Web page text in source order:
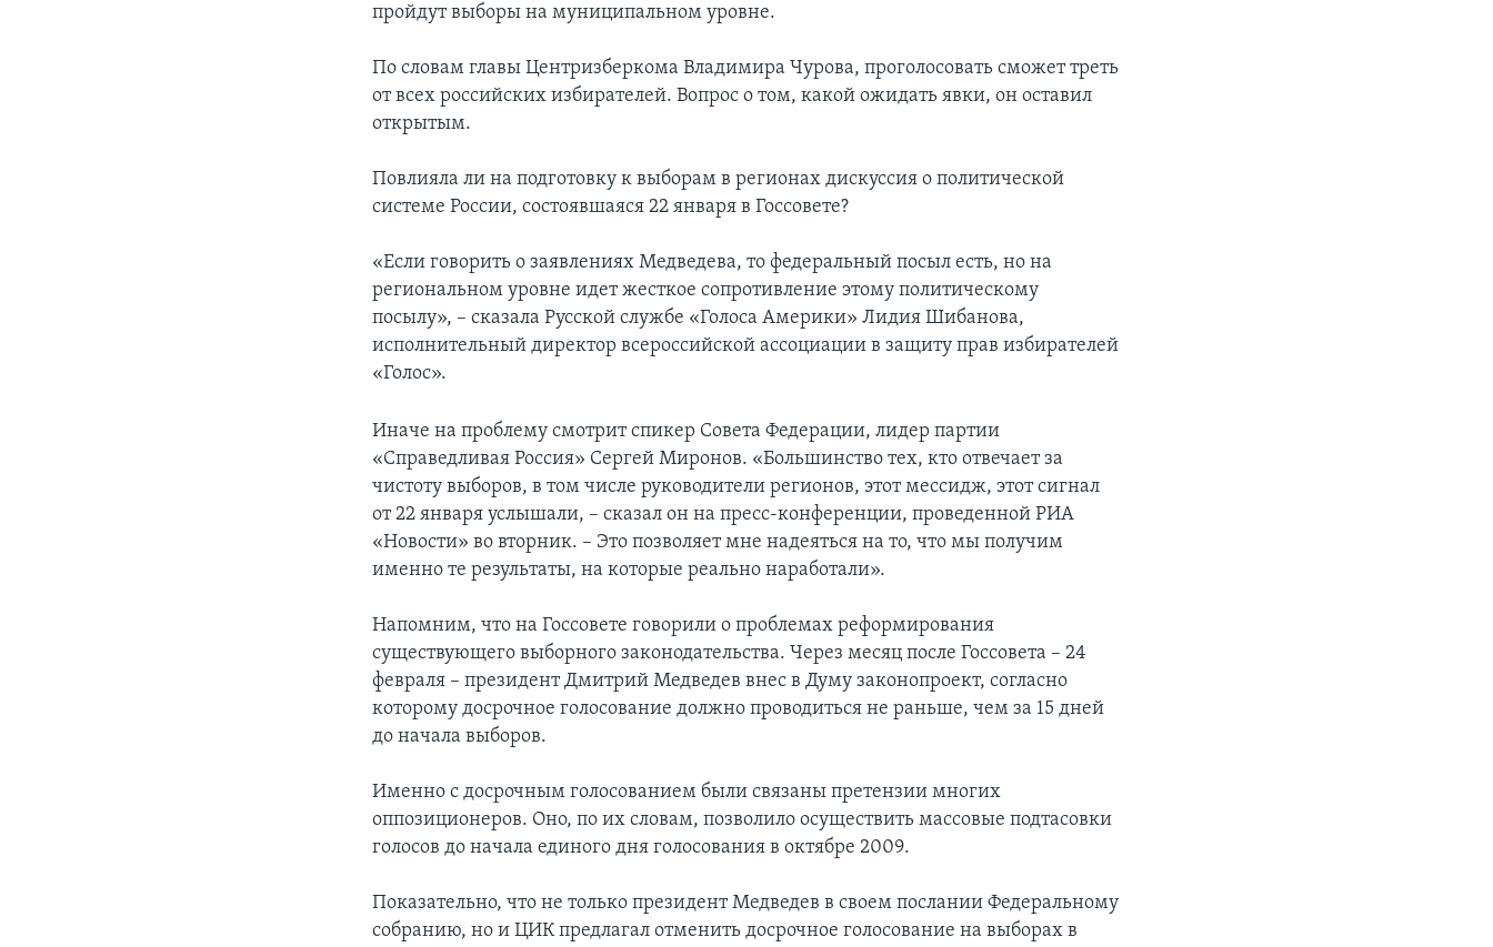
пройдут выборы на муниципальном уровне.
По словам главы Центризберкома Владимира Чурова, проголосовать сможет треть
от всех российских избирателей. Вопрос о том, какой ожидать явки, он оставил
открытым.
Повлияла ли на подготовку к выборам в регионах дискуссия о политической
системе России, состоявшаяся 22 января в Госсовете?
«Если говорить о заявлениях Медведева, то федеральный посыл есть, но на
региональном уровне идет жесткое сопротивление этому политическому
посылу», – сказала Русской службе «Голоса Америки» Лидия Шибанова,
исполнительный директор всероссийской ассоциации в защиту прав избирателей
«Голос».
Иначе на проблему смотрит спикер Совета Федерации, лидер партии
«Справедливая Россия» Сергей Миронов. «Большинство тех, кто отвечает за
чистоту выборов, в том числе руководители регионов, этот мессидж, этот сигнал
от 22 января услышали, – сказал он на пресс-конференции, проведенной РИА
«Новости» во вторник. – Это позволяет мне надеяться на то, что мы получим
именно те результаты, на которые реально наработали».
Напомним, что на Госсовете говорили о проблемах реформирования
существующего выборного законодательства. Через месяц после Госсовета – 24
февраля – президент Дмитрий Медведев внес в Думу законопроект, согласно
которому досрочное голосование должно проводиться не раньше, чем за 15 дней
до начала выборов.
Именно с досрочным голосованием были связаны претензии многих
оппозиционеров. Оно, по их словам, позволило осуществить массовые подтасовки
голосов до начала единого дня голосования в октябре 2009.
Показательно, что не только президент Медведев в своем послании Федеральному
собранию, но и ЦИК предлагал отменить досрочное голосование на выборах в